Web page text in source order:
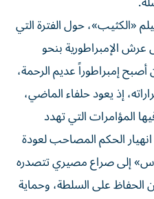
«الكثيب»، حول الفترة التي
الإمبراطورية بنحو
إمبراطوراً عديم الرحمة،
إذ يعود حلفاء الماضي،
المؤامرات التي تهدد
الحكم المصاحب لعودة
إلى صراع مصيري تتصدره
على السلطة، وحماية